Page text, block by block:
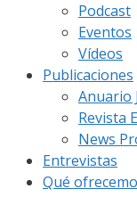
Podcast
Eventos
Vídeos
Publicaciones
Anuario
Revista
News
Entrevistas
Qué